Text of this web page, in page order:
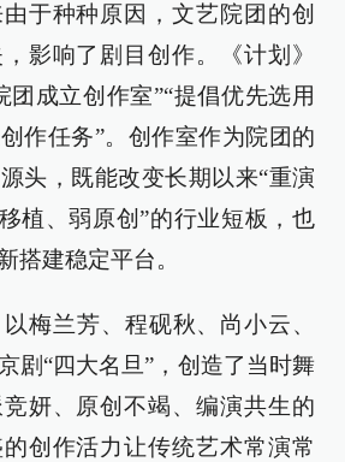
于种种原因，文艺院团的创
影响了剧目创作。《计划》
团成立创作室”“提倡优先选用
作任务”。创作室作为院团的
头，既能改变长期以来“重演
植、弱原创”的行业短板，也
搭建稳定平台。
梅兰芳、程砚秋、尚小云、
剧“四大名旦”，创造了当时舞
妍、原创不竭、编演共生的
创作活力让传统艺术常演常